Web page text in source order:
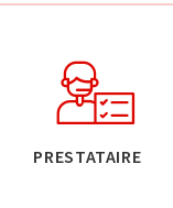
PRESTATAIRE